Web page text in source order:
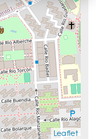
Leaflet